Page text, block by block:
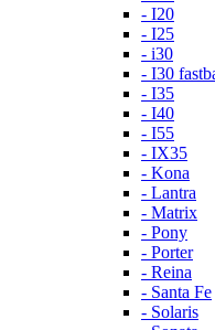
- I20
- I25
- i30
- I30
- I35
- I40
- I55
- IX35
- Kona
- Lantra
- Matrix
- Pony
- Porter
- Reina
- Santa Fe
- Solaris